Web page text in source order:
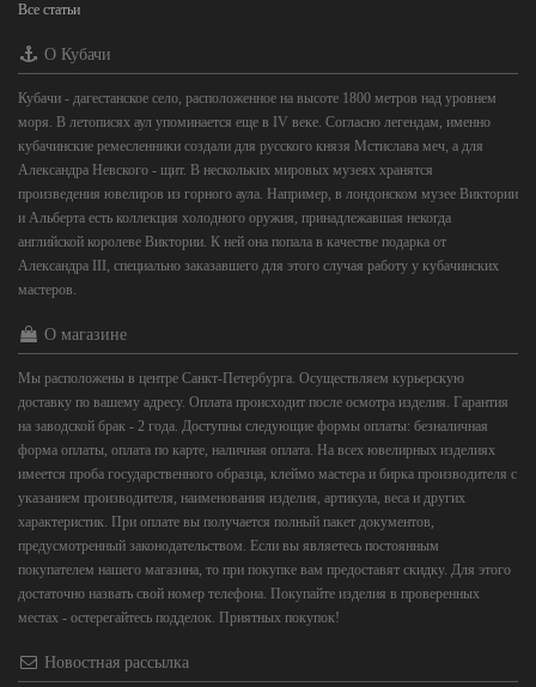
Все статьи
О Кубачи
Кубачи - дагестанское село, расположенное на высоте 1800 метров над уровнем
моря. В летописях аул упоминается еще в IV веке. Согласно легендам, именно
кубачинские ремесленники создали для русского князя Мстислава меч, а для
Александра Невского - щит. В нескольких мировых музеях хранятся
произведения ювелиров из горного аула. Например, в лондонском музее Виктории
и Альберта есть коллекция холодного оружия, принадлежавшая некогда
английской королеве Виктории. К ней она попала в качестве подарка от
Александра III, специально заказавшего для этого случая работу у кубачинских
мастеров.
О магазине
Мы расположены в центре Санкт-Петербурга. Осуществляем курьерскую
доставку по вашему адресу. Оплата происходит после осмотра изделия. Гарантия
на заводской брак - 2 года. Доступны следующие формы оплаты: безналичная
форма оплаты, оплата по карте, наличная оплата. На всех ювелирных изделиях
имеется проба государственного образца, клеймо мастера и бирка производителя с
указанием производителя, наименования изделия, артикула, веса и других
характеристик. При оплате вы получается полный пакет документов,
предусмотренный законодательством. Если вы являетесь постоянным
покупателем нашего магазина, то при покупке вам предоставят скидку. Для этого
достаточно назвать свой номер телефона. Покупайте изделия в проверенных
местах - остерегайтесь подделок. Приятных покупок!
Новостная рассылка